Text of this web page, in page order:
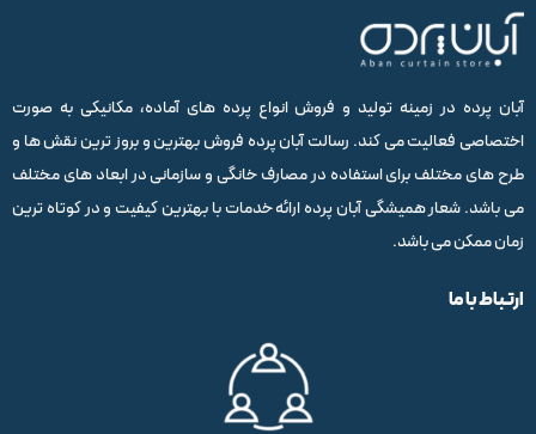
آبان پرده در زمینه تولید و فروش انواع پرده های آماده، مکانیکی به صورت
اختصاصی فعالیت می کند. رسالت آبان پرده فروش بهترین و بروز ترین نقش ها و
طرح های مختلف برای استفاده در مصارف خانگی و سازمانی در ابعاد های مختلف
می باشد. شعار همیشگی آبان پرده ارائه خدمات با بهترین کیفیت و در کوتاه ترین
زمان ممکن می باشد.
ارتباط با ما